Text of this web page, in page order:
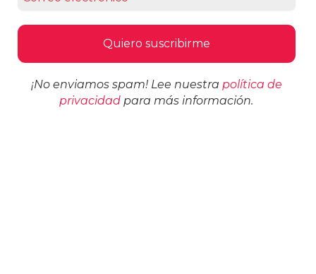
¡No enviamos spam! Lee nuestra política de
privacidad para más información.